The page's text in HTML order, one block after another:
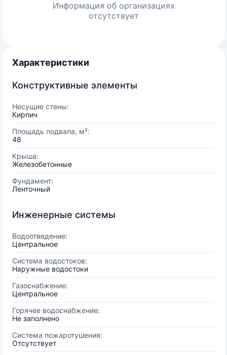
Информация об организациях
отсутствует
Характеристики
Конструктивные элементы
Несущие стены:
Кирпич
Площадь подвала, м²:
48
Крыша:
Железобетонные
Фундамент:
Ленточный
Инженерные системы
Водоотведение:
Центральное
Система водостоков:
Наружные водостоки
Газоснабжение:
Центральное
Горячее водоснабжение:
Не заполнено
Система пожаротушения:
Отсутствует